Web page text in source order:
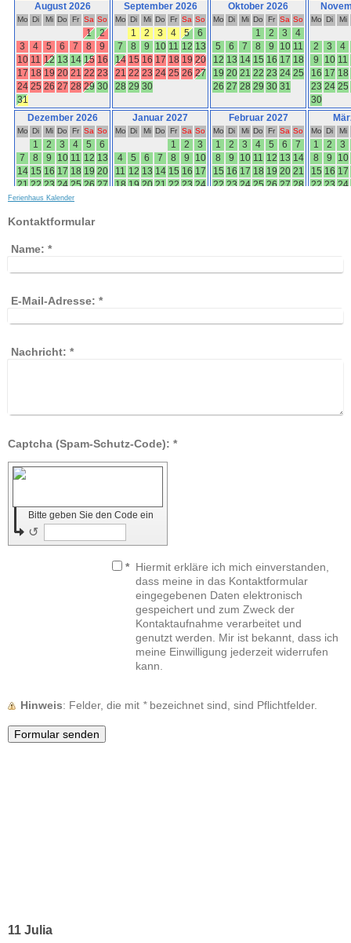
Ferienhaus Kalender
Kontaktformular
Name: *
E-Mail-Adresse: *
Nachricht: *
Captcha (Spam-Schutz-Code): *
Bitte geben Sie den Code ein
↺
* Hiermit erkläre ich mich einverstanden,
dass meine in das Kontaktformular
eingegebenen Daten elektronisch
gespeichert und zum Zweck der
Kontaktaufnahme verarbeitet und
genutzt werden. Mir ist bekannt, dass ich
meine Einwilligung jederzeit widerrufen
kann.
Hinweis : Felder, die mit *bezeichnet sind, sind Pflichtfelder.
11 Julia